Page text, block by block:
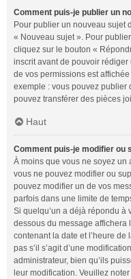
Comment puis-je publier un
Pour publier un nouveau sujet
« Nouveau sujet ». Pour
cliquez sur le bouton «
inscrit avant de pouvoir
de vos permissions est
exemple : vous pouvez publier
pouvez transférer des pièces
Haut
Comment puis-je modifier ou
À moins que vous ne soyez un
vous ne pouvez modifier ou
pouvez modifier un de vos
parfois dans une limite de
Si quelqu’un a déjà répondu à
dessous du message affichera
contenant la date et l’heure de
pas s’il s’agit d’une
administrateur, bien qu’ils
leur modification. Veuillez